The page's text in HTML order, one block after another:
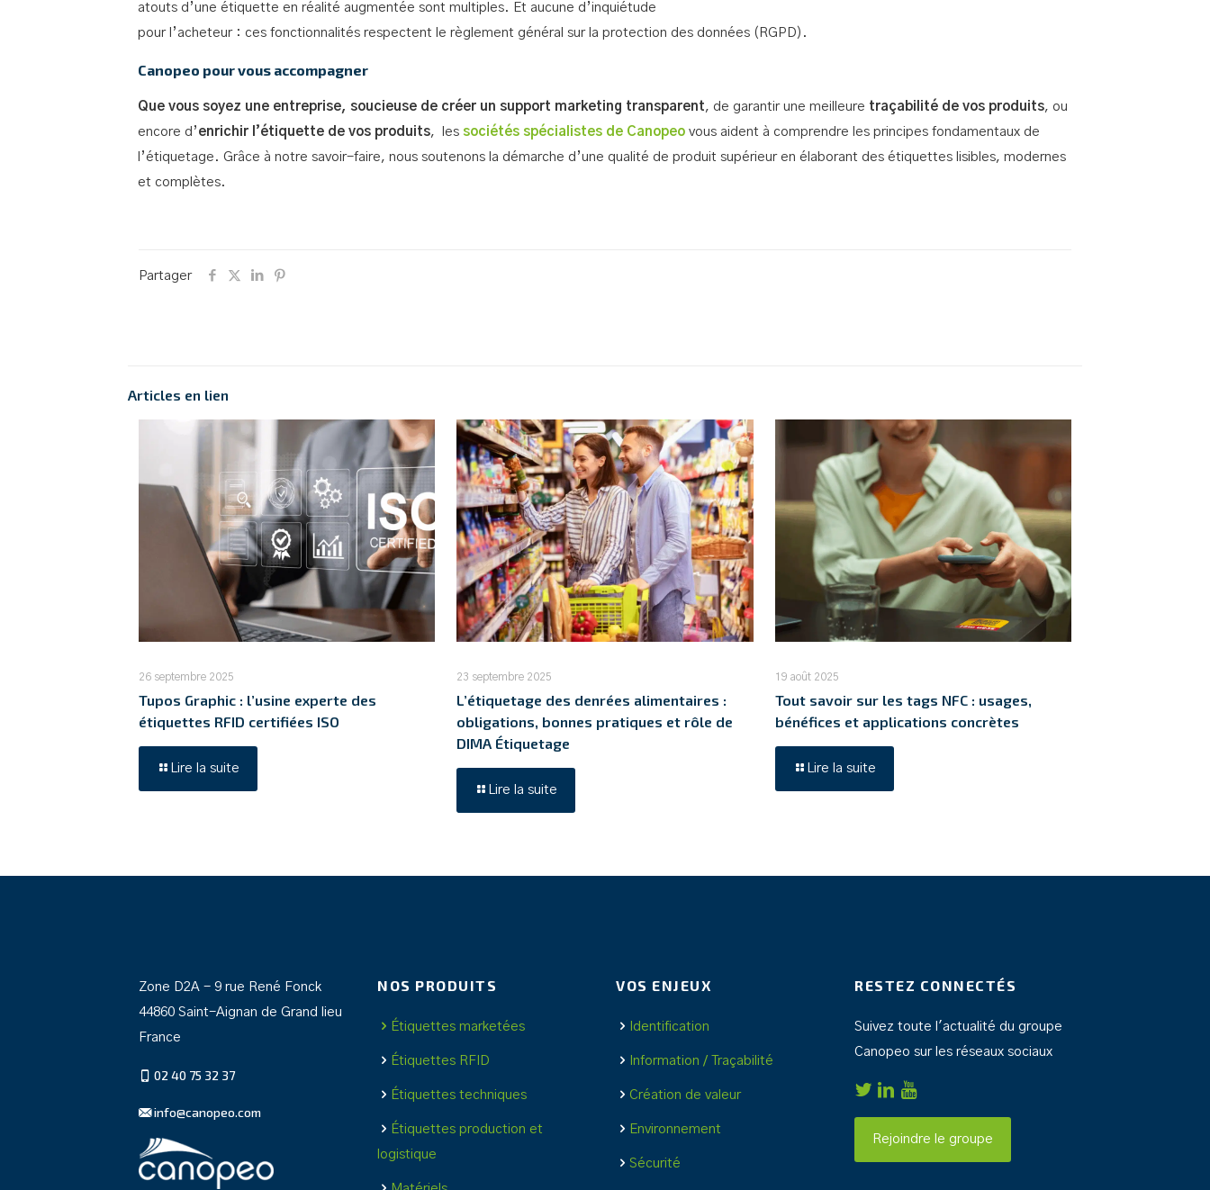
atouts d’une étiquette en réalité augmentée sont multiples. Et aucune d’inquiétude
pour l’acheteur : ces fonctionnalités respectent le règlement général sur la protection des données (RGPD).
Canopeo pour vous accompagner
Que vous soyez une entreprise, soucieuse de créer un support marketing transparent, de garantir une meilleure traçabilité de vos produits, ou
encore d’ enrichir l’étiquette de vos produits, les sociétés spécialistes de Canopeovous aident à comprendre les principes fondamentaux de
l’étiquetage. Grâce à notre savoir-faire, nous soutenons la démarche d’une qualité de produit supérieur en élaborant des étiquettes lisibles, modernes
et complètes.
Partager
Articles en lien
26 septembre 2025
Tupos Graphic : l’usine experte des
étiquettes RFID certifiées ISO
Lire la suite
23 septembre 2025
L’étiquetage des denrées alimentaires :
obligations, bonnes pratiques et rôle de
DIMA Étiquetage
Lire la suite
19 août 2025
Tout savoir sur les tags NFC : usages,
bénéfices et applications concrètes
Lire la suite
Zone D2A - 9 rue René Fonck
44860 Saint-Aignan de Grand lieu
France
02 40 75 32 37
info@canopeo.com
NOS PRODUITS
Étiquettes marketées
Étiquettes RFID
Étiquettes techniques
Étiquettes production et
logistique
VOS ENJEUX
Identification
Information / Traçabilité
Création de valeur
Environnement
Sécurité
RESTEZ CONNECTÉS
Suivez toute l'actualité du groupe
Canopeo sur les réseaux sociaux
Rejoindre le groupe